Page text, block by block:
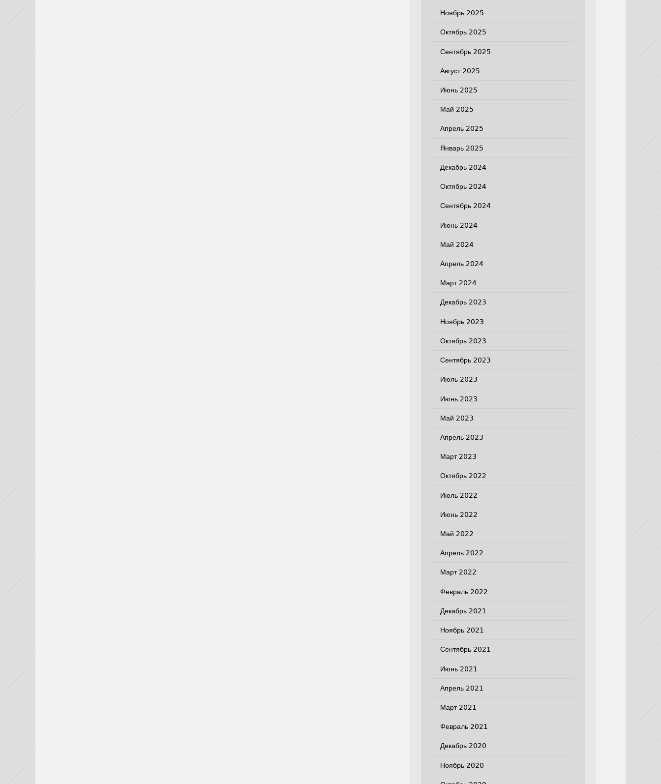
Ноябрь 2025
Октябрь 2025
Сентябрь 2025
Август 2025
Июнь 2025
Май 2025
Апрель 2025
Январь 2025
Декабрь 2024
Октябрь 2024
Сентябрь 2024
Июнь 2024
Май 2024
Апрель 2024
Март 2024
Декабрь 2023
Ноябрь 2023
Октябрь 2023
Сентябрь 2023
Июль 2023
Июнь 2023
Май 2023
Апрель 2023
Март 2023
Октябрь 2022
Июль 2022
Июнь 2022
Май 2022
Апрель 2022
Март 2022
Февраль 2022
Декабрь 2021
Ноябрь 2021
Сентябрь 2021
Июнь 2021
Апрель 2021
Март 2021
Февраль 2021
Декабрь 2020
Ноябрь 2020